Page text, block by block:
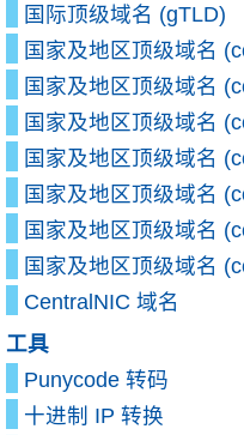
国际顶级域名 (gTLD)
国家及地区顶级域名
国家及地区顶级域名
国家及地区顶级域名
国家及地区顶级域名
国家及地区顶级域名
国家及地区顶级域名
国家及地区顶级域名
CentralNIC 域名
工具
Punycode 转码
十进制 IP 转换